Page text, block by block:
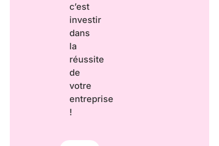
c’est
investir
dans
la
réussite
de
votre
entreprise
!